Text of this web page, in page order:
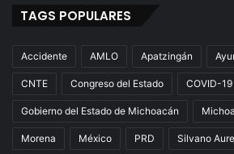
TAGS POPULARES
Accidente AMLO Apatzingán
CNTE Congreso del Estado COVID-19
Gobierno del Estado de Michoacán
Morena México PRD Silvano